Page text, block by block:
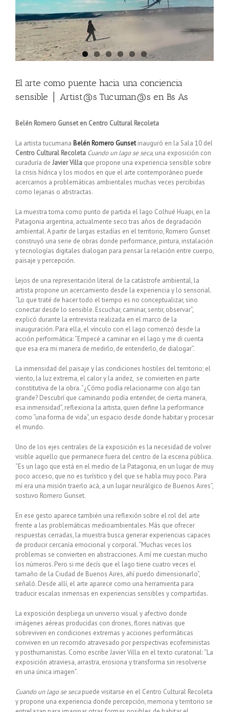
El arte como puente hacia una conciencia
sensible │ Artist@s Tucuman@s en Bs As
Belén Romero Gunset en Centro Cultural Recoleta
La artista tucumana Belén Romero Gunsetinauguró en la Sala 10 del
Centro Cultural Recoleta Cuando un lago se seca, una exposición con
curaduría de Javier Villa que propone una experiencia sensible sobre
la crisis hídrica y los modos en que el arte contemporáneo puede
acercarnos a problemáticas ambientales muchas veces percibidas
como lejanas o abstractas.
La muestra toma como punto de partida el lago Colhué Huapi, en la
Patagonia argentina, actualmente seco tras años de degradación
ambiental. A partir de largas estadías en el territorio, Romero Gunset
construyó una serie de obras donde performance, pintura, instalación
y tecnologías digitales dialogan para pensar la relación entre cuerpo,
paisaje y percepción.
Lejos de una representación literal de la catástrofe ambiental, la
artista propone un acercamiento desde la experiencia y lo sensorial.
“Lo que traté de hacer todo el tiempo es no conceptualizar, sino
conectar desde lo sensible. Escuchar, caminar, sentir, observar”,
explicó durante la entrevista realizada en el marco de la
inauguración. Para ella, el vínculo con el lago comenzó desde la
acción performática: “Empecé a caminar en el lago y me di cuenta
que esa era mi manera de medirlo, de entenderlo, de dialogar”.
La inmensidad del paisaje y las condiciones hostiles del territorio; el
viento, la luz extrema, el calor y la aridez, se convierten en parte
constitutiva de la obra. “¿Cómo podía relacionarme con algo tan
grande? Descubrí que caminando podía entender, de cierta manera,
esa inmensidad”, reflexiona la artista, quien define la performance
como “una forma de vida”, un espacio desde donde habitar y procesar
el mundo.
Uno de los ejes centrales de la exposición es la necesidad de volver
visible aquello que permanece fuera del centro de la escena pública.
“Es un lago que está en el medio de la Patagonia, en un lugar de muy
poco acceso, que no es turístico y del que se habla muy poco. Para
mí era una misión traerlo acá, a un lugar neurálgico de Buenos Aires”,
sostuvo Romero Gunset.
En ese gesto aparece también una reflexión sobre el rol del arte
frente a las problemáticas medioambientales. Más que ofrecer
respuestas cerradas, la muestra busca generar experiencias capaces
de producir cercanía emocional y corporal. “Muchas veces los
problemas se convierten en abstracciones. A mí me cuestan mucho
los números. Pero si me decís que el lago tiene cuatro veces el
tamaño de la Ciudad de Buenos Aires, ahí puedo dimensionarlo”,
señaló. Desde allí, el arte aparece como una herramienta para
traducir escalas inmensas en experiencias sensibles y compartidas.
La exposición despliega un universo visual y afectivo donde
imágenes aéreas producidas con drones, flores nativas que
sobreviven en condiciones extremas y acciones performáticas
conviven en un recorrido atravesado por perspectivas ecofeministas
y posthumanistas. Como escribe Javier Villa en el texto curatorial: “La
exposición atraviesa, arrastra, erosiona y transforma sin resolverse
en una única imagen”.
Cuando un lago se secapuede visitarse en el Centro Cultural Recoleta
y propone una experiencia donde percepción, memoria y territorio se